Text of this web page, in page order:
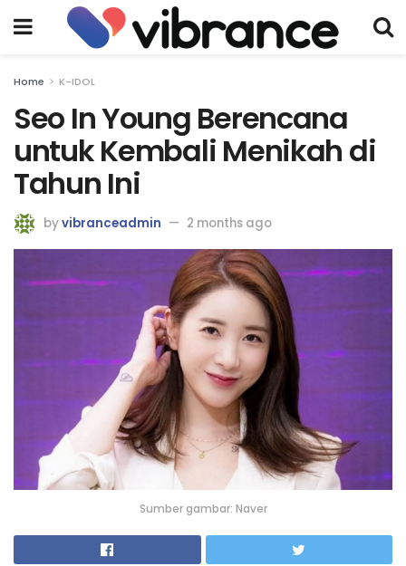
Home K-IDOL
Seo In Young Berencana
untuk Kembali Menikah di
Tahun Ini
byvibranceadmin 2 months ago
Sumber gambar: Naver